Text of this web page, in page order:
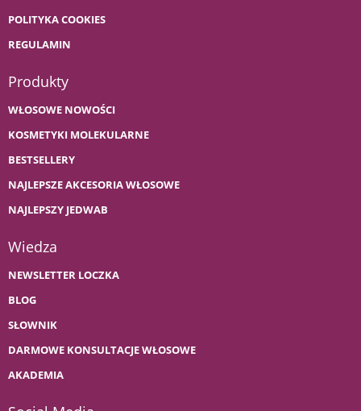
POLITYKA COOKIES
REGULAMIN
Produkty
WŁOSOWE NOWOŚCI
KOSMETYKI MOLEKULARNE
BESTSELLERY
NAJLEPSZE AKCESORIA WŁOSOWE
NAJLEPSZY JEDWAB
Wiedza
NEWSLETTER LOCZKA
BLOG
SŁOWNIK
DARMOWE KONSULTACJE WŁOSOWE
AKADEMIA